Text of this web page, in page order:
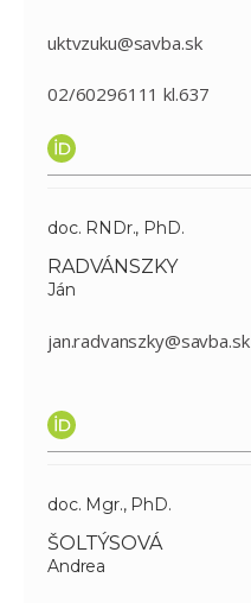
uktvzuku@savba.sk
02/60296111 kl.637
doc. RNDr., PhD.
RADVÁNSZKY
Ján
jan.radvanszky@savba.sk
doc. Mgr., PhD.
ŠOLTÝSOVÁ
Andrea